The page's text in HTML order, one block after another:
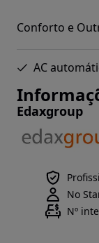
Conforto e
AC
Edaxgroup
No
Nº